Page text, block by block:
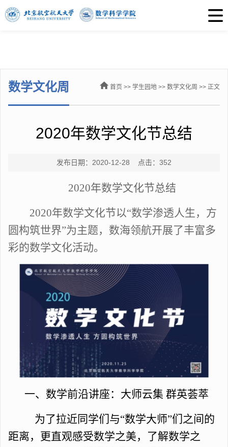
数学文化周 首页 >> 学生园地 >> 数学文化周 >> 正文
2020年数学文化节总结
发布日期：2020-12-28 点击： 352
2020年数学文化节总结
2020年数学文化节以“数学渗透人生，方
圆构筑世界”为主题，数海领航开展了丰富多
彩的数学文化活动。
一、数学前沿讲座：大师云集 群英荟萃
为了拉近同学们与“数学大师”们之间的
距离，更直观感受数学之美，了解数学之